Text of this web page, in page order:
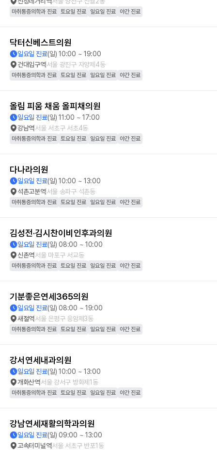
마취통증의학과 진료 토요일 진료 일요일 진료 야간 진료
닥터신베스트의원
일요일 진료(일) 10:00 ~ 19:00
건대입구역서울 광진구 자양제4동
마취통증의학과 진료 토요일 진료 일요일 진료 야간 진료
올림 피움 채움 올피채의원
일요일 진료(일) 11:00 ~ 17:00
강남역서울 서초구 서초4동
마취통증의학과 진료 토요일 진료 일요일 진료 야간 진료
다나라의원
일요일 진료(일) 10:00 ~ 13:00
석촌고분역서울 송파구 석촌동
마취통증의학과 진료 토요일 진료 일요일 진료 야간 진료
김성전·김시찬이비인후과의원
일요일 진료(일) 08:00 ~ 10:00
신촌역서울 마포구 서교동
마취통증의학과 진료 토요일 진료 일요일 진료 야간 진료
기분좋은연세365의원
일요일 진료(일) 08:00 ~ 19:00
새절역서울 은평구 응암제3동
마취통증의학과 진료 토요일 진료 일요일 진료 야간 진료
강서연세내과의원
일요일 진료(일) 10:00 ~ 13:00
개화산역서울 강서구 방화제1동
마취통증의학과 진료 토요일 진료 일요일 진료 야간 진료
강남연세재활의학과의원
일요일 진료(일) 09:00 ~ 13:00
고속터미널역서울 서초구 반포1동